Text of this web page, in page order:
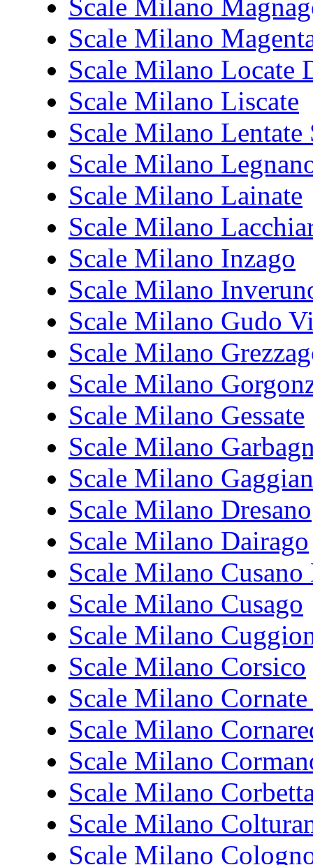
Scale Milano
Scale Milano
Scale Milano Locate
Scale Milano Liscate
Scale Milano Lentate
Scale Milano
Scale Milano Lainate
Scale Milano
Scale Milano Inzago
Scale Milano
Scale Milano Gudo
Scale Milano
Scale Milano
Scale Milano Gessate
Scale Milano
Scale Milano
Scale Milano Dresano
Scale Milano Dairago
Scale Milano
Scale Milano Cusago
Scale Milano
Scale Milano Corsico
Scale Milano
Scale Milano
Scale Milano
Scale Milano
Scale Milano
Scale Milano